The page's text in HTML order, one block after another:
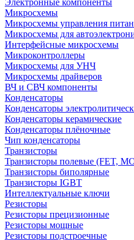
Электронные компоненты
Микросхемы
Микросхемы управления
Микросхемы для
Интерфейсные микросхемы
Микроконтроллеры
Микросхемы для УНЧ
Микросхемы драйверов
ВЧ и СВЧ компоненты
Конденсаторы
Конденсаторы
Конденсаторы керамические
Конденсаторы плёночные
Чип конденсаторы
Транзисторы
Транзисторы полевые (FET,
Транзисторы биполярные
Транзисторы IGBT
Интеллектуальные ключи
Резисторы
Резисторы прецизионные
Резисторы мощные
Резисторы подстроечные